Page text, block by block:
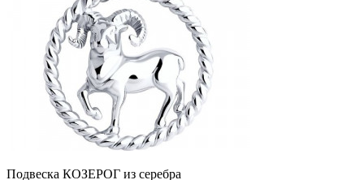
Подвеска КОЗЕРОГ из серебра